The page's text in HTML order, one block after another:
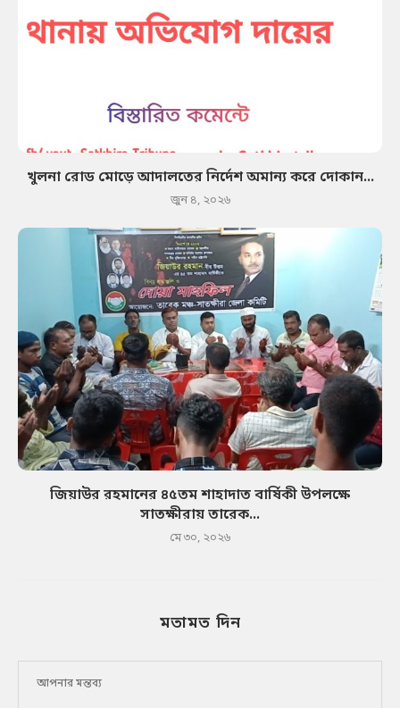
খুলনা রোড মোড়ে আদালতের নির্দেশ অমান্য করে দোকান...
জুন ৪, ২০২৬
জিয়াউর রহমানের ৪৫তম শাহাদাত বার্ষিকী উপলক্ষে
সাতক্ষীরায় তারেক...
মে ৩০, ২০২৬
মতামত দিন